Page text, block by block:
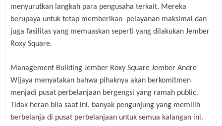
menyurutkan langkah para pengusaha terkait. Mereka
berupaya untuk tetap memberikan pelayanan maksimal dan
juga fasilitas yang memuaskan seperti yang dilakukan Jember
Roxy Square.
Management Building Jember Roxy Square Jember Andre
Wijaya menyatakan bahwa pihaknya akan berkomitmen
menjadi pusat perbelanjaan bergengsi yang ramah public.
Tidak heran bila saat ini, banyak pengunjung yang memilih
berbelanja di pusat perbelanjaan untuk semua kalangan ini.